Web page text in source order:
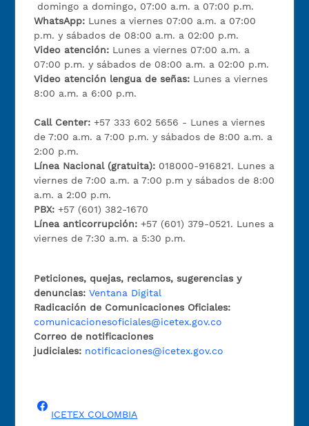
domingo a domingo, 07:00 a.m. a 07:00 p.m.
WhatsApp: Lunes a viernes 07:00 a.m. a 07:00
p.m. y sábados de 08:00 a.m. a 02:00 p.m.
Video atención: Lunes a viernes 07:00 a.m. a
07:00 p.m. y sábados de 08:00 a.m. a 02:00 p.m.
Video atención lengua de señas: Lunes a viernes
8:00 a.m. a 6:00 p.m.
Call Center:+57 333 602 5656 - Lunes a viernes
de 7:00 a.m. a 7:00 p.m. y sábados de 8:00 a.m. a
2:00 p.m.
Línea Nacional (gratuita): 018000-916821. Lunes a
viernes de 7:00 a.m. a 7:00 p.m y sábados de 8:00
a.m. a 2:00 p.m.
PBX:+57 (601) 382-1670
Línea anticorrupción:+57 (601) 379-0521. Lunes a
viernes de 7:30 a.m. a 5:30 p.m.
Peticiones, quejas, reclamos, sugerencias y
denuncias: Ventana Digital
Radicación de Comunicaciones Oficiales:
comunicacionesoficiales@icetex.gov.co
Correo de notificaciones
judiciales: notificaciones@icetex.gov.co
ICETEX COLOMBIA